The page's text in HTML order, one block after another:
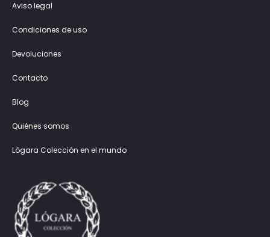
Aviso legal
Condiciones de uso
Devoluciones
Contacto
Blog
Quiénes somos
Lógara Colección en el mundo